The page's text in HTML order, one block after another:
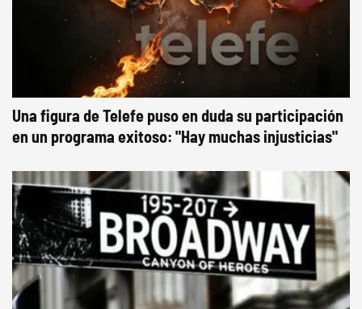
Una figura de Telefe puso en duda su participación
en un programa exitoso: "Hay muchas injusticias"